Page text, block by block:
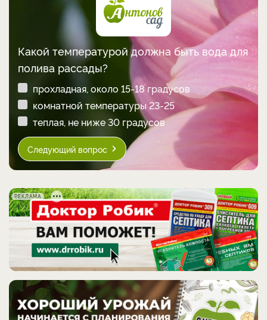
Какой температурой должна быть вода для
полива рассады?
прохладная, около 15-18 градусов
комнатной температуры 23-25
теплая, не ниже 30 градусов
Следующий вопрос
РЕКЛАМА